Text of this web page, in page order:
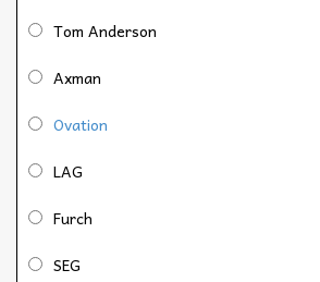
Tom Anderson
Axman
Ovation
LAG
Furch
SEG